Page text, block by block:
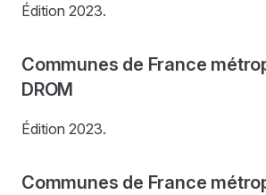
Édition 2023.
Communes de France
DROM
Édition 2023.
Communes de France